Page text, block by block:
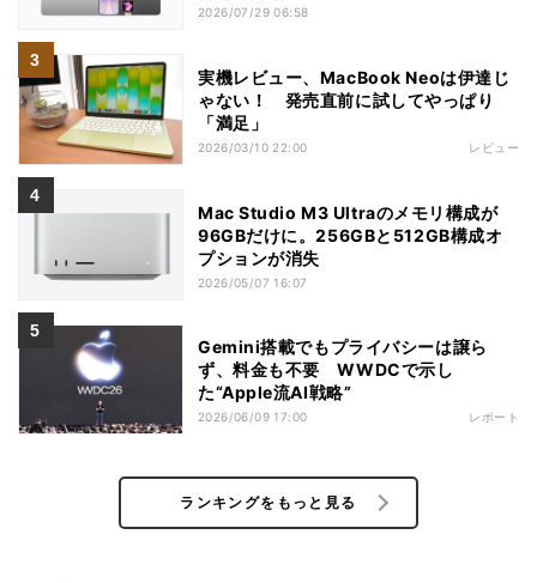
2026/07/29 06:58
実機レビュー、MacBook Neoは伊達じ
ゃない！ 発売直前に試してやっぱり
「満足」
2026/03/10 22:00 レビュー
Mac Studio M3 Ultraのメモリ構成が
96GBだけに。256GBと512GB構成オ
プションが消失
2026/05/07 16:07
Gemini搭載でもプライバシーは譲ら
ず、料金も不要 WWDCで示し
た“Apple流AI戦略”
2026/06/09 17:00 レポート
ランキングをもっと見る